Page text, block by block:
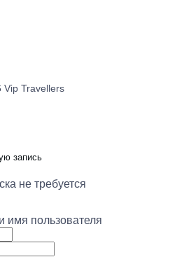
Travellers
запись
не требуется
имя пользователя